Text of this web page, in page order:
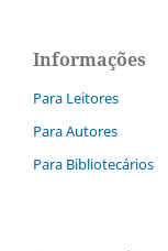
Informações
Para Leitores
Para Autores
Para Bibliotecários